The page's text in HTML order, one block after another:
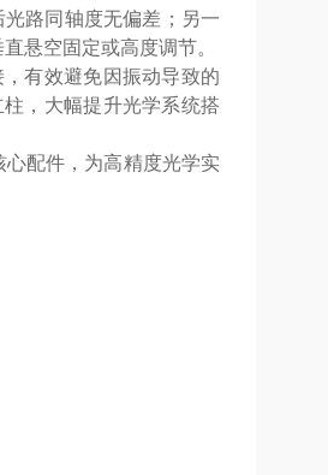
路同轴度无偏差；另一
悬空固定或高度调节。
有效避免因振动导致的
，大幅提升光学系统搭
配件，为高精度光学实